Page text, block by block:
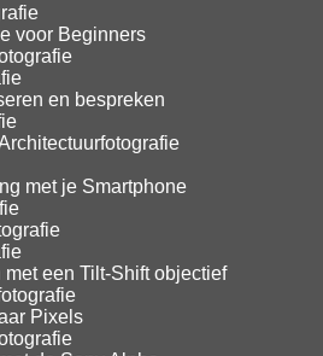
voor Beginners
en bespreken
met je Smartphone
een Tilt-Shift objectief
Pixels